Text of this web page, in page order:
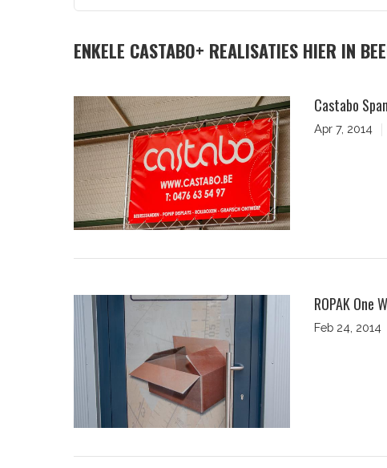
ENKELE CASTABO+ REALISATIES HIER IN
Castabo
Apr 7, 2014
ROPAK One
Feb 24, 2014